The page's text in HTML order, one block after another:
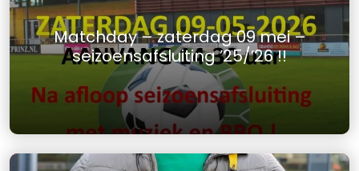
Matchday – zaterdag 09 mei –
seizoensafsluiting ’25/’26 !!